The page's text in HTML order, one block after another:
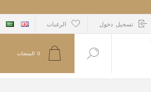
تسجيل دخول الرغبات
0 المنتجات